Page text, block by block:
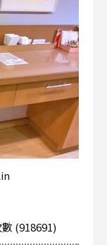
(918691)